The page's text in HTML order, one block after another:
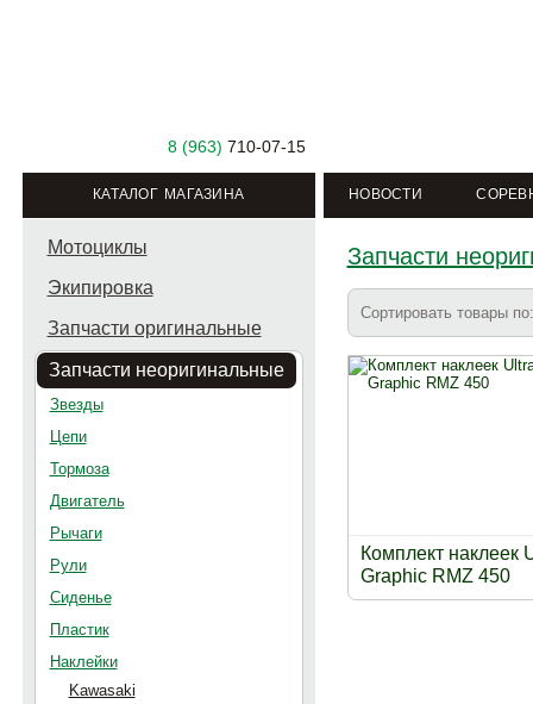
8 (963) 710-07-15
КАТАЛОГ МАГАЗИНА НОВОСТИ
Мотоциклы
Экипировка
Запчасти оригинальные
Запчасти неоригинальные
Звезды
Цепи
Тормоза
Двигатель
Рычаги
Рули
Сиденье
Пластик
Наклейки
Kawasaki
Запчасти
Сортировать товары
Комплект наклеек
Graphic RMZ 450